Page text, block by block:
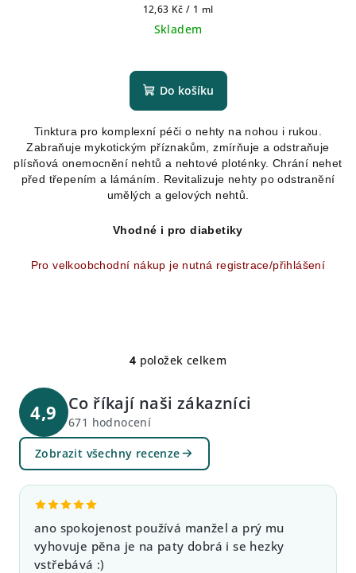
Měrná
cena:
12,63 Kč / 1 ml
Skladem
hodnocení
produktu
z
5
hvězdiček.
Do košíku
Tinktura pro komplexní péči o nehty na nohou i rukou.
Zabraňuje mykotickým příznakům, zmírňuje a odstraňuje
plísňová onemocnění nehtů a nehtové ploténky. Chrání nehet
před třepením a lámáním. Revitalizuje nehty po odstranění
umělých a gelových nehtů.
Vhodné i pro diabetiky
Pro velkoobchodní nákup je nutná registrace/přihlášení
O
l
d
a
r
v
4 položek celkem
4,9 Co říkají naši zákazníci
671 hodnocení
Zobrazit všechny recenze
ano spokojenost používá manžel a prý mu
vyhovuje pěna je na paty dobrá i se hezky
vstřebává :)